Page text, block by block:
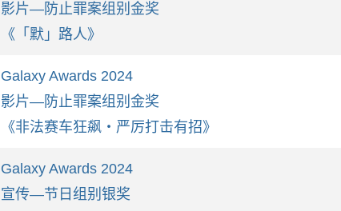
影片—防止罪案组别金奖
《「默」路人》
Galaxy Awards 2024
影片—防止罪案组别金奖
《非法赛车狂飙‧严厉打击有招》
Galaxy Awards 2024
宣传—节日组别银奖